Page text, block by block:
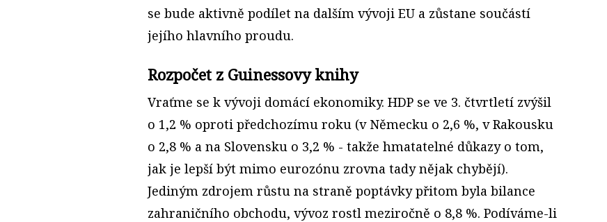
se bude aktivně podílet na dalším vývoji EU a zůstane součástí
jejího hlavního proudu.
Rozpočet z Guinessovy knihy
Vraťme se k vývoji domácí ekonomiky. HDP se ve 3. čtvrtletí zvýšil
o 1,2 % oproti předchozímu roku (v Německu o 2,6 %, v Rakousku
o 2,8 % a na Slovensku o 3,2 % - takže hmatatelné důkazy o tom,
jak je lepší být mimo eurozónu zrovna tady nějak chybějí).
Jediným zdrojem růstu na straně poptávky přitom byla bilance
zahraničního obchodu, vývoz rostl meziročně o 8,8 %. Podíváme-li